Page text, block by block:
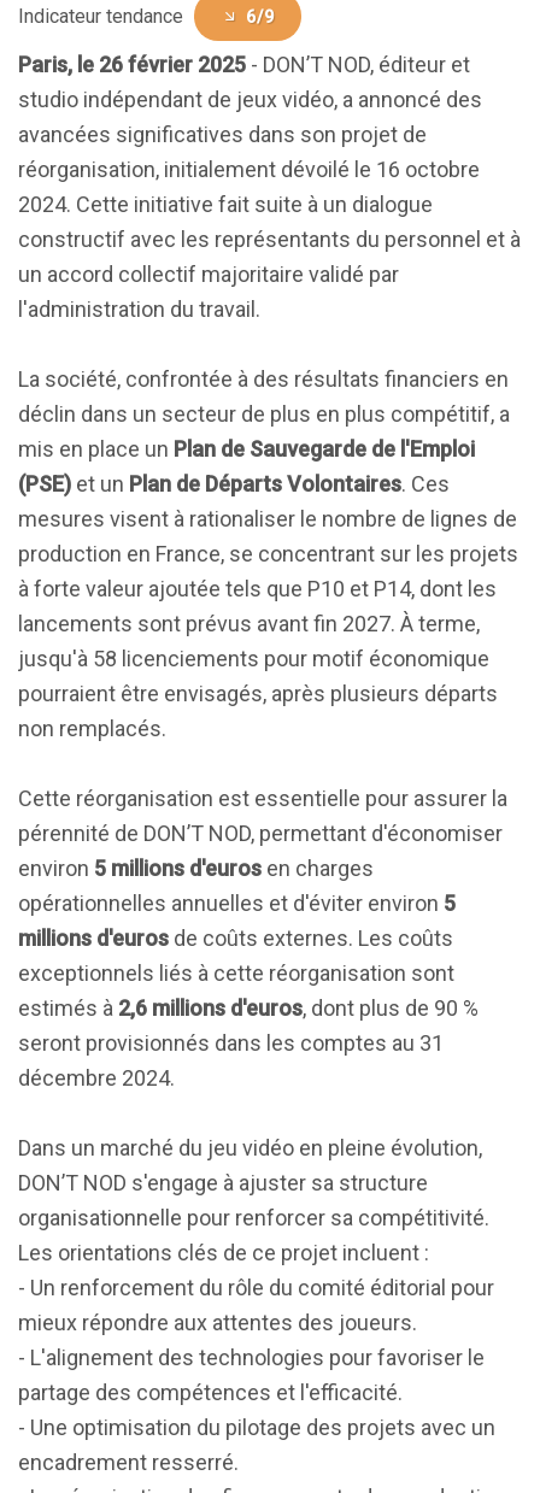
Indicateur tendance 6/9
Paris, le 26 février 2025 - DON’T NOD, éditeur et
studio indépendant de jeux vidéo, a annoncé des
avancées significatives dans son projet de
réorganisation, initialement dévoilé le 16 octobre
2024. Cette initiative fait suite à un dialogue
constructif avec les représentants du personnel et à
un accord collectif majoritaire validé par
l'administration du travail.
La société, confrontée à des résultats financiers en
déclin dans un secteur de plus en plus compétitif, a
mis en place un Plan de Sauvegarde de l'Emploi
(PSE) et un Plan de Départs Volontaires. Ces
mesures visent à rationaliser le nombre de lignes de
production en France, se concentrant sur les projets
à forte valeur ajoutée tels que P10 et P14, dont les
lancements sont prévus avant fin 2027. À terme,
jusqu'à 58 licenciements pour motif économique
pourraient être envisagés, après plusieurs départs
non remplacés.
Cette réorganisation est essentielle pour assurer la
pérennité de DON’T NOD, permettant d'économiser
environ 5 millions d'euros en charges
opérationnelles annuelles et d'éviter environ 5
millions d'euros de coûts externes. Les coûts
exceptionnels liés à cette réorganisation sont
estimés à 2,6 millions d'euros, dont plus de 90 %
seront provisionnés dans les comptes au 31
décembre 2024.
Dans un marché du jeu vidéo en pleine évolution,
DON’T NOD s'engage à ajuster sa structure
organisationnelle pour renforcer sa compétitivité.
Les orientations clés de ce projet incluent :
- Un renforcement du rôle du comité éditorial pour
mieux répondre aux attentes des joueurs.
- L'alignement des technologies pour favoriser le
partage des compétences et l'efficacité.
- Une optimisation du pilotage des projets avec un
encadrement resserré.